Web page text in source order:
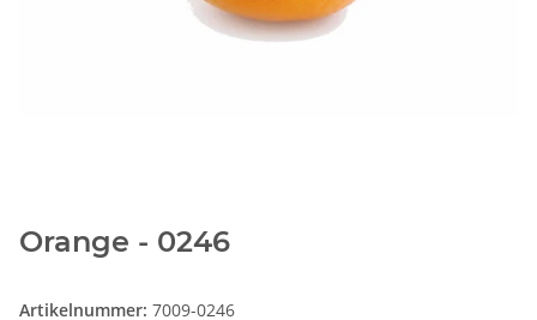
Orange - 0246
Artikelnummer: 7009-0246